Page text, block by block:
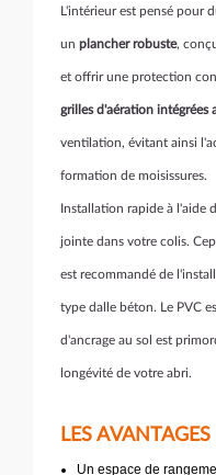
L'intérieur est pensé pour
un plancher robuste,
et offrir une protection
grilles d'aération intégrées
ventilation, évitant ainsi
formation de moisissures.
Installation rapide à l'aide
jointe dans votre colis.
est recommandé de
type dalle béton. Le PVC
d'ancrage au sol est
longévité de votre abri.
LES
Un espace de